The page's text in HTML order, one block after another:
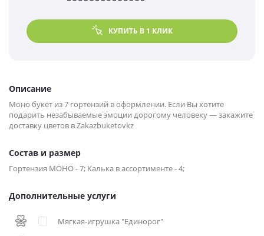
КУПИТЬ В 1 КЛИК
Описание
Моно букет из 7 гортензий в оформлении. Если Вы хотите
подарить незабываемые эмоции дорогому человеку — закажите
доставку цветов в Zakazbuketovkz
Состав и размер
Гортензия МОНО - 7; Калька в ассортименте - 4;
Дополнительные услуги
Мягкая-игрушка "Единорог"